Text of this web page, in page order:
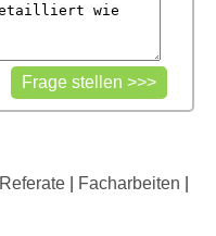
Referate Facharbeiten